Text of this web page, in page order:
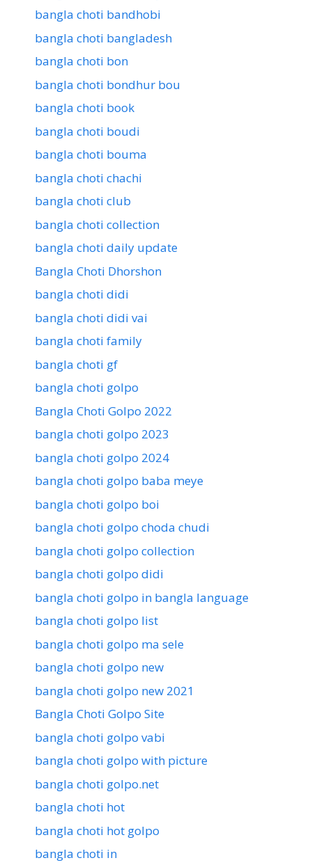
bangla choti bandhobi
bangla choti bangladesh
bangla choti bon
bangla choti bondhur bou
bangla choti book
bangla choti boudi
bangla choti bouma
bangla choti chachi
bangla choti club
bangla choti collection
bangla choti daily update
Bangla Choti Dhorshon
bangla choti didi
bangla choti didi vai
bangla choti family
bangla choti gf
bangla choti golpo
Bangla Choti Golpo 2022
bangla choti golpo 2023
bangla choti golpo 2024
bangla choti golpo baba meye
bangla choti golpo boi
bangla choti golpo choda chudi
bangla choti golpo collection
bangla choti golpo didi
bangla choti golpo in bangla language
bangla choti golpo list
bangla choti golpo ma sele
bangla choti golpo new
bangla choti golpo new 2021
Bangla Choti Golpo Site
bangla choti golpo vabi
bangla choti golpo with picture
bangla choti golpo.net
bangla choti hot
bangla choti hot golpo
bangla choti in